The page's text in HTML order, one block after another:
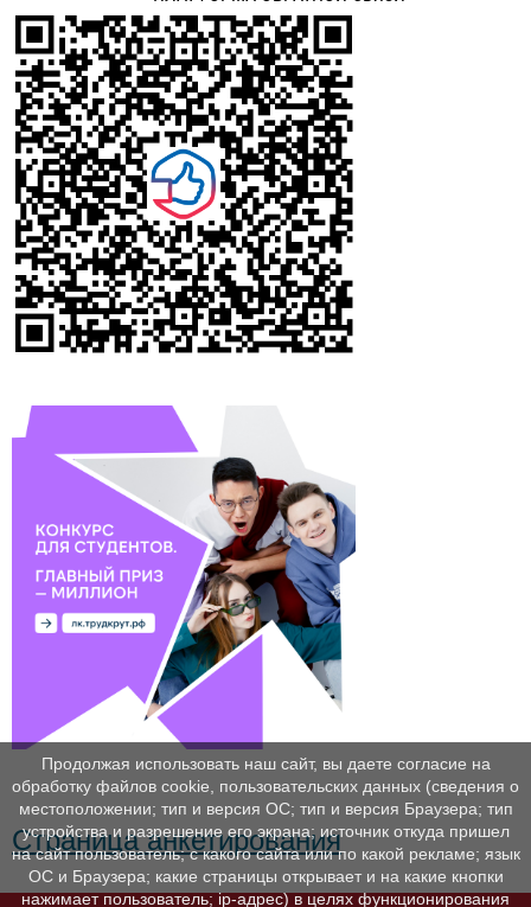
Страница анкетирования
Продолжая использовать наш сайт, вы даете согласие на
обработку файлов cookie, пользовательских данных (сведения о
местоположении; тип и версия ОС; тип и версия Браузера; тип
устройства и разрешение его экрана; источник откуда пришел
на сайт пользователь; с какого сайта или по какой рекламе; язык
ОС и Браузера; какие страницы открывает и на какие кнопки
нажимает пользователь; ip-адрес) в целях функционирования